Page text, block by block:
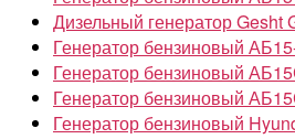
Дизельный генератор Gesht
Генератор бензиновый
Генератор бензиновый
Генератор бензиновый
Генератор бензиновый